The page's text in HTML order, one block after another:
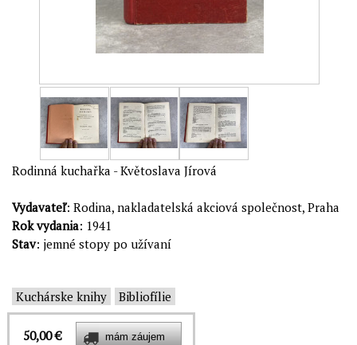
Rodinná kuchařka - Květoslava Jírová
Vydavateľ: Rodina, nakladatelská akciová společnost, Praha
Rok vydania: 1941
Stav: jemné stopy po užívaní
Kuchárske knihy Bibliofílie
50,00 €